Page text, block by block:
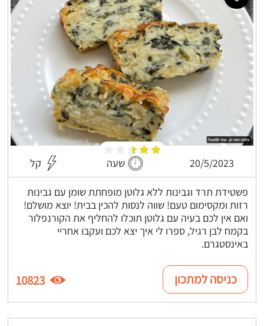
20/5/2023 שעה קל
פשטידת תרד וגבינות ללא גלוטן מופחתת שומן עם גבינות
רזות ומקסימום טעם! שווה לנסות להכין בבית! יוצא מושלם!
ואם אין לכם בעיה עם גלוטן תוכלו להחליף את הקורנפלור
בקמח לבן רגיל, ספרו לי איך יצא לכם ועקבו אחריי
באינסטגרם.
כניסה למתכון 10823